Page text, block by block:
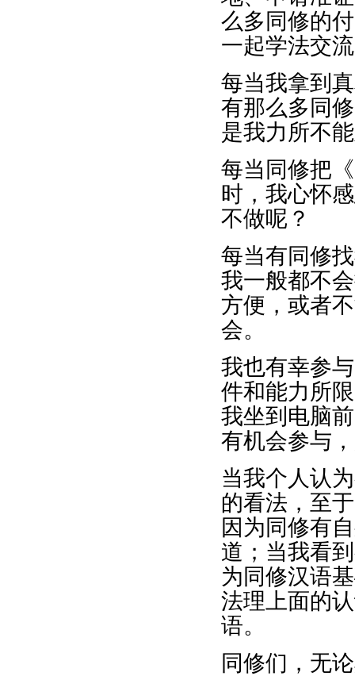
么多同修的
一起学法交
每当我拿到
有那么多同
是我力所不
每当同修把
时，我心怀
不做呢？
每当有同修
我一般都不
方便，或者
会。
我也有幸参
件和能力所
我坐到电脑
有机会参与
当我个人认
的看法，至
因为同修有
道；当我看
为同修汉语
法理上面的
语。
同修们，无